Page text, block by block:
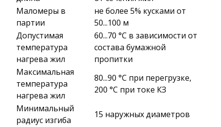
Маломеры в
партии
не более 5% кусками от
50...100 м
Допустимая
температура
нагрева жил
60...70 °C в зависимости от
состава бумажной
пропитки
Максимальная
температура
нагрева жил
80...90 °C при перегрузке,
200 °C при токе КЗ
Минимальный
радиус изгиба
15 наружных диаметров